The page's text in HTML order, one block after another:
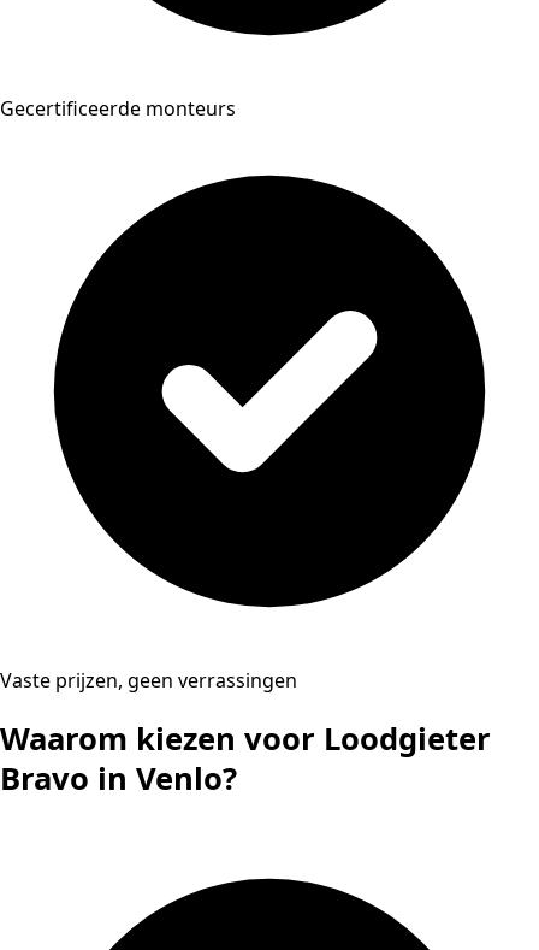
Gecertificeerde monteurs
Vaste prijzen, geen verrassingen
Waarom kiezen voor Loodgieter
Bravo in Venlo?